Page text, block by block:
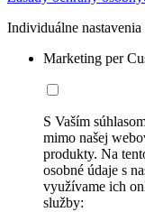
Individuálne
Marketing per
S Vaším
mimo našej
produkty. Na
osobné údaje s
využívame ich
služby: